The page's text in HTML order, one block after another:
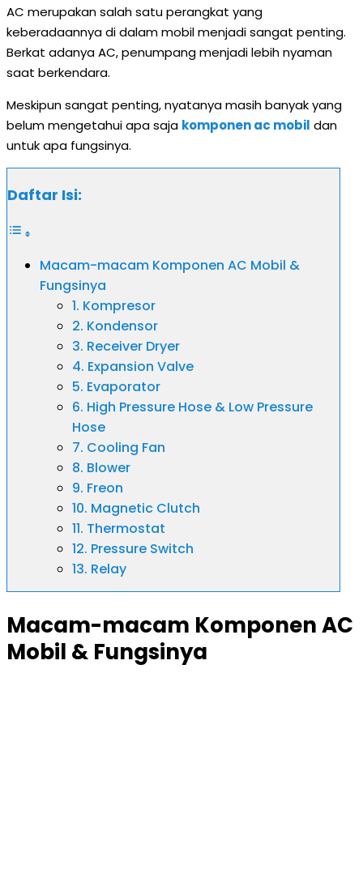
AC merupakan salah satu perangkat yang
keberadaannya di dalam mobil menjadi sangat penting.
Berkat adanya AC, penumpang menjadi lebih nyaman
saat berkendara.
Meskipun sangat penting, nyatanya masih banyak yang
belum mengetahui apa saja komponen ac mobil dan
untuk apa fungsinya.
Daftar Isi:
Macam-macam Komponen AC Mobil &
Fungsinya
1. Kompresor
2. Kondensor
3. Receiver Dryer
4. Expansion Valve
5. Evaporator
6. High Pressure Hose & Low Pressure
Hose
7. Cooling Fan
8. Blower
9. Freon
10. Magnetic Clutch
11. Thermostat
12. Pressure Switch
13. Relay
Macam-macam Komponen AC
Mobil & Fungsinya